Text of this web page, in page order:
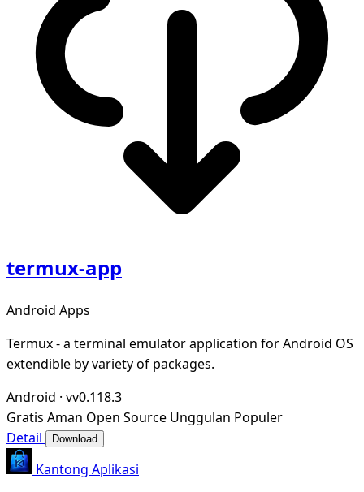
termux-app
Android Apps
Termux - a terminal emulator application for Android OS
extendible by variety of packages.
Android · vv0.118.3
Gratis Aman Open Source Unggulan Populer
Detail
Download
Kantong Aplikasi